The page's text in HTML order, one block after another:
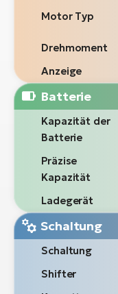
Motor Typ
Drehmoment
Anzeige
Batterie
Kapazität der
Batterie
Präzise
Kapazität
Ladegerät
Schaltung
Schaltung
Shifter